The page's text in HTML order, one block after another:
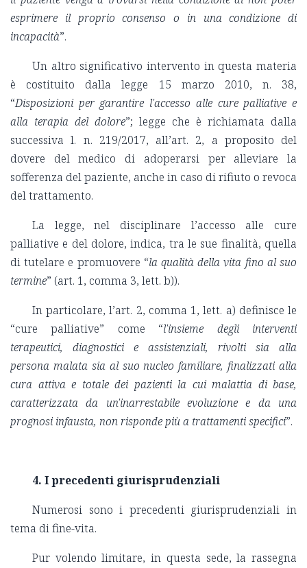
esprimere il proprio consenso o in una condizione di
incapacità”.
Un altro significativo intervento in questa materia
è costituito dalla legge 15 marzo 2010, n. 38,
“Disposizioni per garantire l'accesso alle cure palliative e
alla terapia del dolore”; legge che è richiamata dalla
successiva l. n. 219/2017, all’art. 2, a proposito del
dovere del medico di adoperarsi per alleviare la
sofferenza del paziente, anche in caso di rifiuto o revoca
del trattamento.
La legge, nel disciplinare l’accesso alle cure
palliative e del dolore, indica, tra le sue finalità, quella
di tutelare e promuovere “la qualità della vita fino al suo
termine” (art. 1, comma 3, lett. b)).
In particolare, l’art. 2, comma 1, lett. a) definisce le
“cure palliative” come “l'insieme degli interventi
terapeutici, diagnostici e assistenziali, rivolti sia alla
persona malata sia al suo nucleo familiare, finalizzati alla
cura attiva e totale dei pazienti la cui malattia di base,
caratterizzata da un'inarrestabile evoluzione e da una
prognosi infausta, non risponde più a trattamenti specifici”.
4. I precedenti giurisprudenziali
Numerosi sono i precedenti giurisprudenziali in
tema di fine-vita.
Pur volendo limitare, in questa sede, la rassegna